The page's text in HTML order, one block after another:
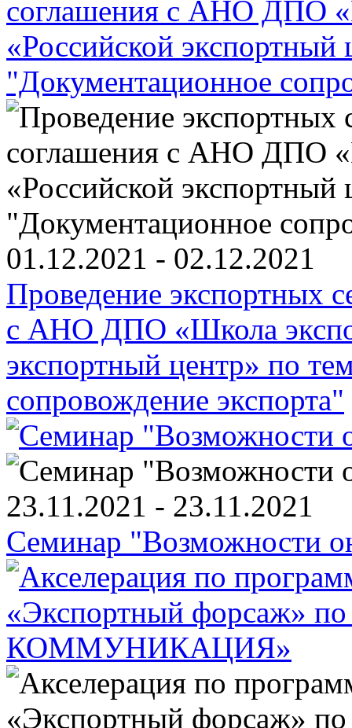
01.12.2021 - 02.12.2021
Проведение экспортных
с АНО ДПО «Школа
экспортный центр» по
сопровождение экспорта"
23.11.2021 - 23.11.2021
Семинар "Возможности